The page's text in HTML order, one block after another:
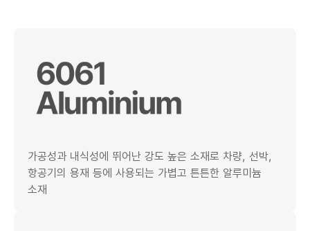
가공성과 내식성에 뛰어난 강도 높은 소재로 차량, 선박,
항공기의 용재 등에 사용되는 가볍고 튼튼한 알루미늄
소재